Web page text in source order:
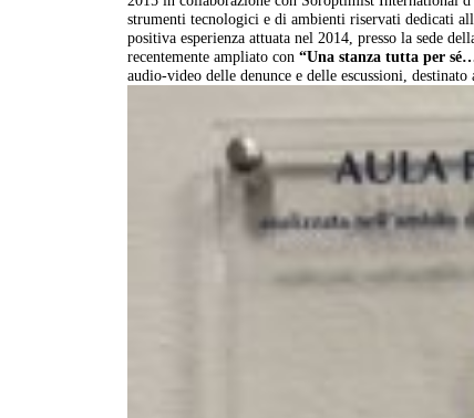
strumenti tecnologici e di ambienti riservati dedicati
positiva esperienza attuata nel 2014, presso la sede
recentemente ampliato con“Una stanza tutta per
audio-video delle denunce e delle escussioni,